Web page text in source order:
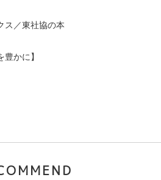
ス／東社協の本
豊かに】